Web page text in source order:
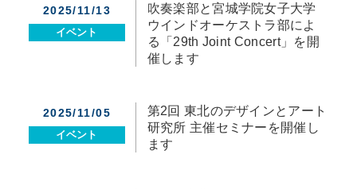
2025/11/13
イベント
吹奏楽部と宮城学院女子大学
ウインドオーケストラ部によ
る「29th Joint Concert」を開
催します
2025/11/05
イベント
第2回 東北のデザインとアート
研究所 主催セミナーを開催し
ます